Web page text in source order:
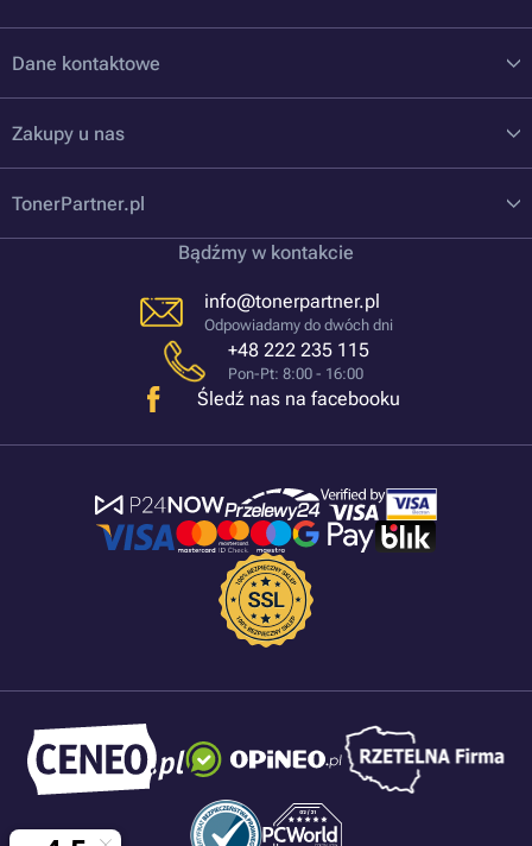
Dane kontaktowe
Zakupy u nas
TonerPartner.pl
Bądźmy w kontakcie
info@tonerpartner.pl
Odpowiadamy do dwóch dni
+48 222 235 115
Pon-Pt: 8:00 - 16:00
Śledź nas na facebooku